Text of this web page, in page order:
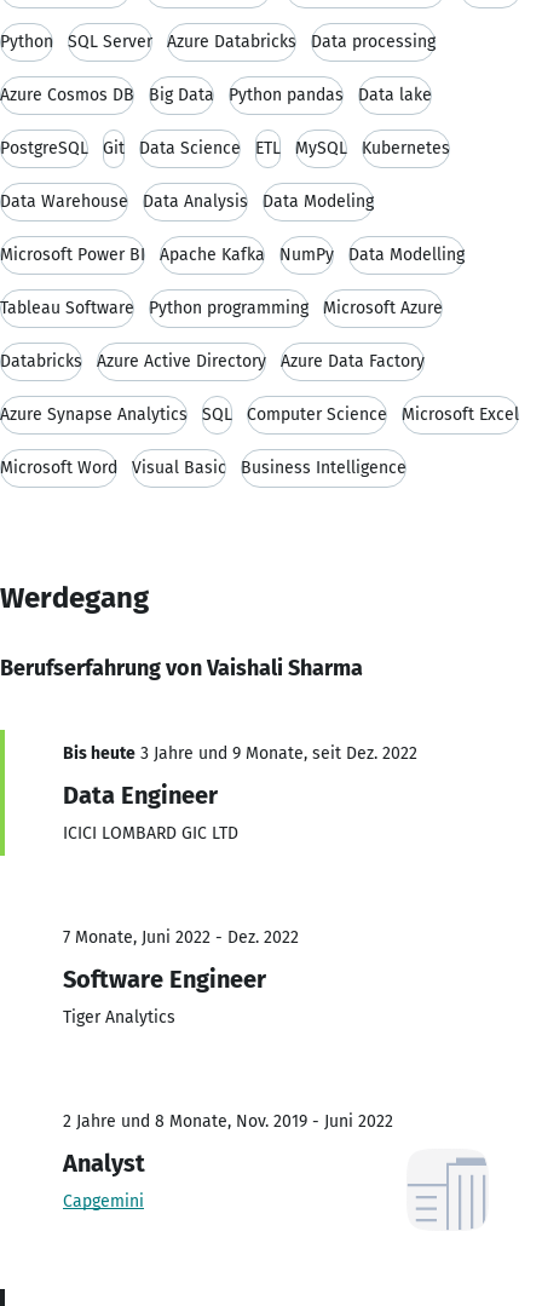
Python SQL Server Azure Databricks Data processing
Azure Cosmos DB Big Data Python pandas Data lake
PostgreSQL Git Data Science ETL MySQL Kubernetes
Data Warehouse Data Analysis Data Modeling
Microsoft Power BI Apache Kafka NumPy Data Modelling
Tableau Software Python programming Microsoft Azure
Databricks Azure Active Directory Azure Data Factory
Azure Synapse Analytics SQL Computer Science Microsoft Excel
Microsoft Word Visual Basic Business Intelligence
Werdegang
Berufserfahrung von Vaishali Sharma
Bis heute 3 Jahre und 9 Monate, seit Dez. 2022
Data Engineer
ICICI LOMBARD GIC LTD
7 Monate, Juni 2022 - Dez. 2022
Software Engineer
Tiger Analytics
2 Jahre und 8 Monate, Nov. 2019 - Juni 2022
Analyst
Capgemini